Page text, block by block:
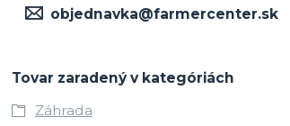
objednavka@farmercenter.sk
Tovar zaradený v kategóriách
Záhrada